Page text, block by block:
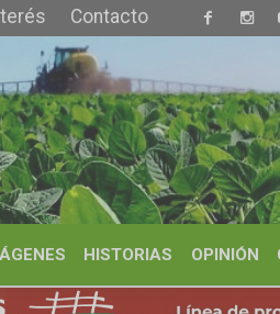
OPINIÓN CONTACTO